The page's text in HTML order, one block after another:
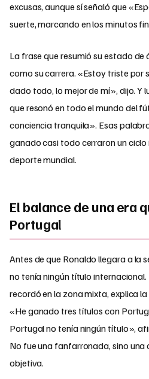
excusas, aunque sí señaló que
suerte, marcando en los minutos
La frase que resumió su estado
como su carrera. «Estoy triste por
dado todo, lo mejor de mí», dijo. Y
que resonó en todo el mundo del
conciencia tranquila». Esas
ganado casi todo cerraron un
deporte mundial.
El balance de una era
Portugal
Antes de que Ronaldo llegara a la
no tenía ningún título internacional.
recordó en la zona mixta, explica
«He ganado tres títulos con
Portugal no tenía ningún título»,
No fue una fanfarronada, sino
objetiva.